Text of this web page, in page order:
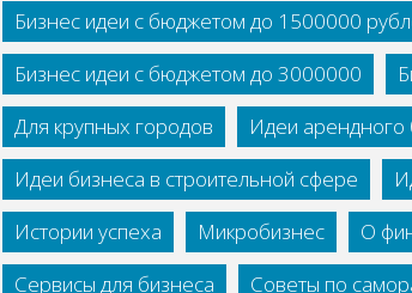
Бизнес идеи с бюджетом до 1500000
Бизнес идеи с бюджетом до 3000000
Для крупных городов
Идеи арендного
Идеи бизнеса в строительной сфере
Истории успеха
Микробизнес О
Сервисы для бизнеса
Советы по